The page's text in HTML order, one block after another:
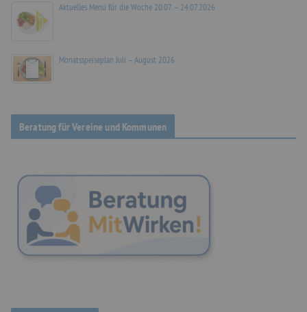
Aktuelles Menü für die Woche 20.07. – 24.07.2026
Monatsspeiseplan Juli – August 2026
Beratung für Vereine und Kommunen